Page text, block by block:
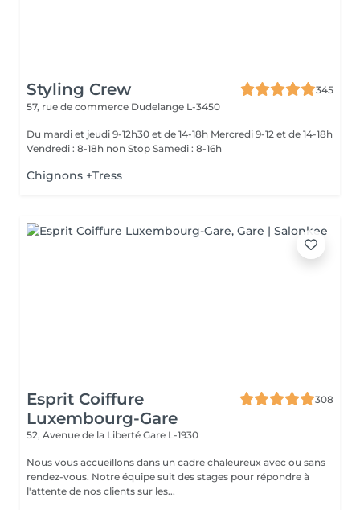
Styling Crew
345
57, rue de commerce Dudelange L-3450
Du mardi et jeudi 9-12h30 et de 14-18h Mercredi 9-12 et de 14-18h
Vendredi : 8-18h non Stop Samedi : 8-16h
Chignons +Tress
Esprit Coiffure
Luxembourg-Gare
308
52, Avenue de la Liberté Gare L-1930
Nous vous accueillons dans un cadre chaleureux avec ou sans
rendez-vous. Notre équipe suit des stages pour répondre à
l'attente de nos clients sur les...